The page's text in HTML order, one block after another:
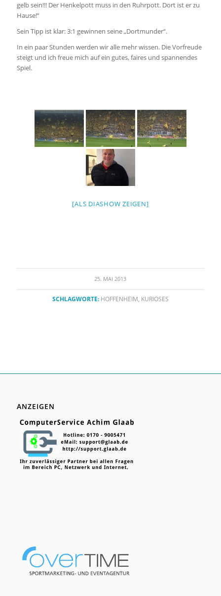
gelb sein!!! Der Henkelpott muss in den Ruhrpott. Dort ist er zu
Hause!“
Sein Tipp ist klar: 3:1 gewinnen seine „Dortmunder“.
In ein paar Stunden werden wir alle mehr wissen. Die Vorfreude
steigt und ich freue mich auf ein gutes, faires und spannendes
Spiel.
[ALS DIASHOW ZEIGEN]
25. MAI 2013
SCHLAGWORTE: HOFFENHEIM, KURIOSES
ANZEIGEN